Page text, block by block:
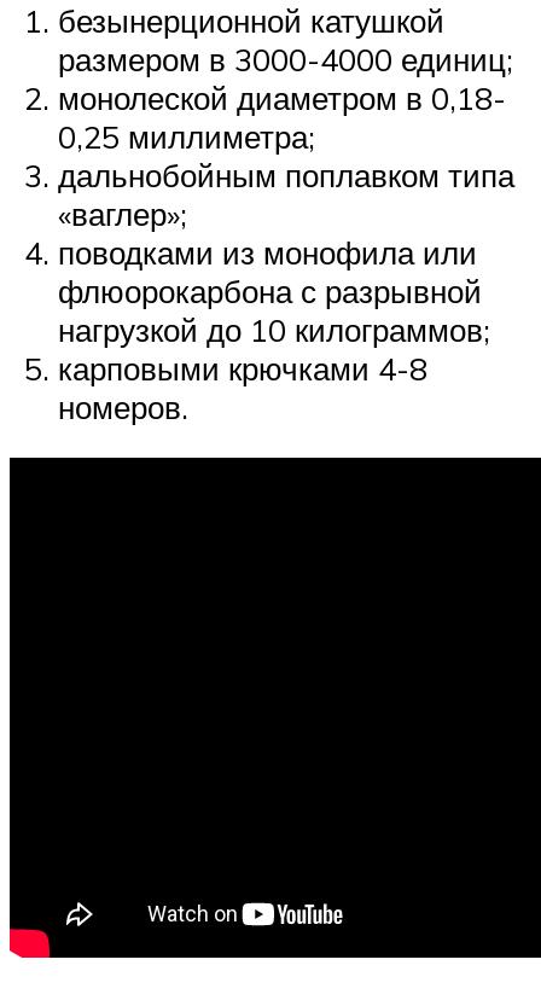
безынерционной катушкой
размером в 3000-4000 единиц;
монолеской диаметром в 0,18-
0,25 миллиметра;
дальнобойным поплавком типа
«ваглер»;
поводками из монофила или
флюорокарбона с разрывной
нагрузкой до 10 килограммов;
карповыми крючками 4-8
номеров.